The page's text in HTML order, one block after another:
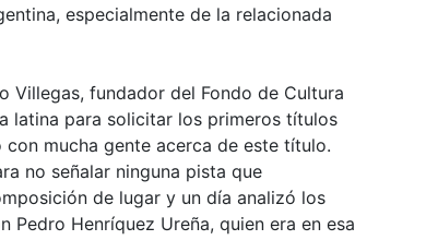
especialmente de la relacionada
Villegas, fundador del Fondo de Cultura
latina para solicitar los primeros títulos
mucha gente acerca de este título.
no señalar ninguna pista que
de lugar y un día analizó los
Henríquez Ureña, quien era en esa